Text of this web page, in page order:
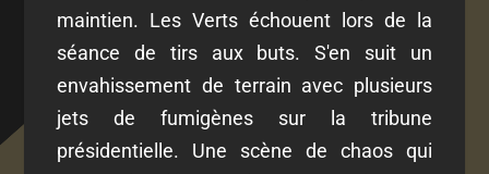
maintien. Les Verts échouent lors de la
séance de tirs aux buts. S'en suit un
envahissement de terrain avec plusieurs
jets de fumigènes sur la tribune
présidentielle. Une scène de chaos qui